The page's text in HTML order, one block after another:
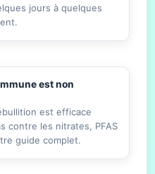
jours à quelques
est non
est efficace
contre les nitrates, PFAS
guide complet.